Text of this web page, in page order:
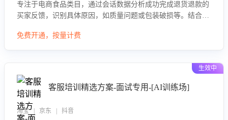
专注于电商食品类目，通过会话数据分析成功完成退货退款的
买家反馈，识别具体原因，如质量问题或包装破损等。结合AI
低退款率，提升售后效率。
免费开通，按量计费
生效中
客服培训精选方案-面试专用-[AI训练场]
淘宝 | 京东 | 抖音